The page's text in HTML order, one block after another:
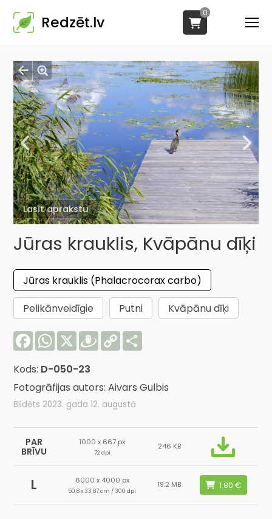
Redzēt.lv
0
Lasīt aprakstu
Jūras krauklis, Kvāpānu dīķi
Jūras krauklis (Phalacrocorax carbo)
Pelikānveidīgie
Putni
Kvāpānu dīķi
FacebookWhatsApp
X Draugiem
Copy
Link
Kods: D-050-23
Fotogrāfijas autors: Aivars Gulbis
Bildēts 2023. gada 12. augustā
PAR
BRĪVU
1000 x 667 px
72 dpi
246 KB
L 6000 x 4000 px
50.8 x 33.87 cm / 300 dpi
19.2 MB